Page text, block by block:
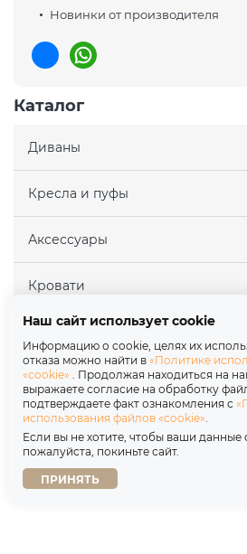
Новинки от производителя
Каталог
Диваны
Кресла и пуфы
Аксессуары
Кровати
Покупателям
Партнерам
О нас
Наш сайт использует cookie
Информацию о cookie, целях их
отказа можно найти в «Политике
«cookie» . Продолжая находиться на
выражаете согласие на обработку
подтверждаете факт ознакомления с
использования файлов «cookie».
Если вы не хотите, чтобы ваши данные
пожалуйста, покиньте сайт.
ПРИНЯТЬ